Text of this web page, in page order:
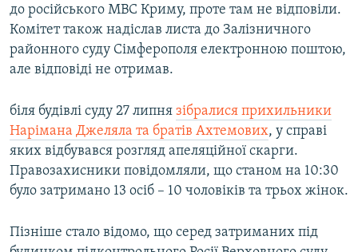
до російського МВС Криму, проте там не відповіли.
Комітет також надіслав листа до Залізничного
районного суду Сімферополя електронною поштою,
але відповіді не отримав.
біля будівлі суду 27 липня зібралися прихильники
Нарімана Джеляла та братів Ахтемових, у справі
яких відбувався розгляд апеляційної скарги.
Правозахисники повідомляли, що станом на 10:30
було затримано 13 осіб – 10 чоловіків та трьох жінок.
Пізніше стало відомо, що серед затриманих під